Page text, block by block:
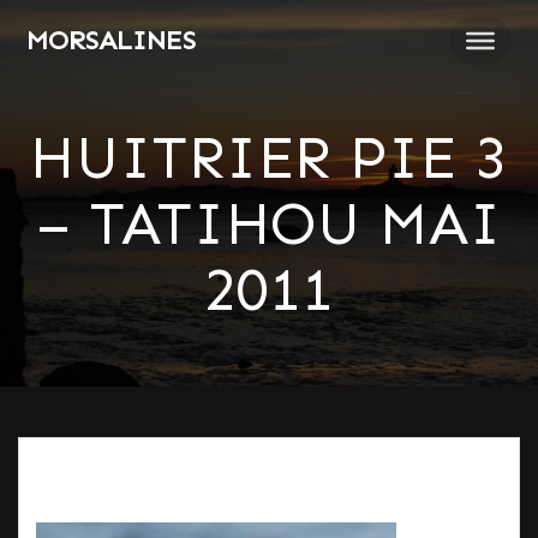
Passer
MORSALINES
HUITRIER PIE 3
– TATIHOU MAI
2011